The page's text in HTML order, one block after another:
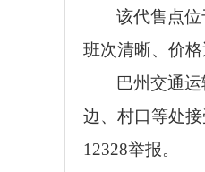
该代售点
班次清晰、价
巴州交通
边、村口等处
12328举报。